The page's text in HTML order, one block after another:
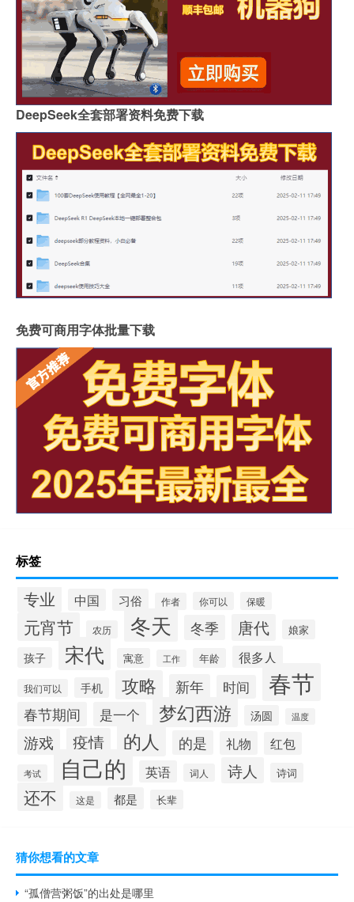
DeepSeek全套部署资料免费下载
免费可商用字体批量下载
标签
专业 中国 习俗 作者 你可以 保暖
元宵节 农历 冬天 冬季 唐代 娘家
孩子 宋代 寓意 工作 年龄 很多人
我们可以 手机 攻略 新年 时间 春节
春节期间 是一个 梦幻西游 汤圆 温度
游戏 疫情 的人 的是 礼物 红包
考试 自己的 英语 词人 诗人 诗词
还不 这是 都是 长辈
猜你想看的文章
“孤僧营粥饭”的出处是哪里